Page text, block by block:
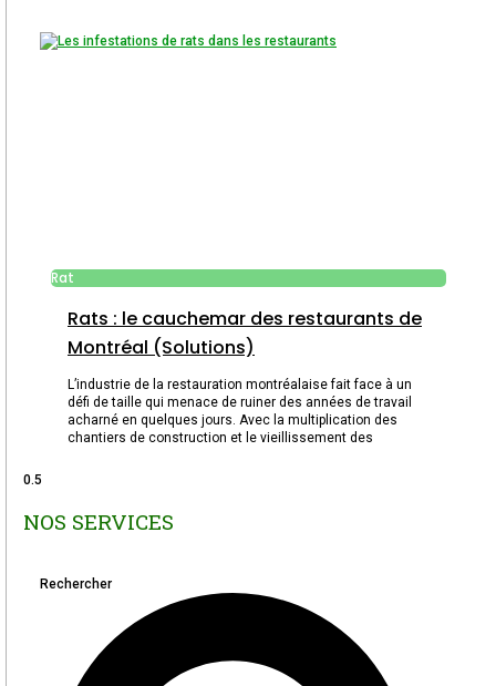
Rat
Rats : le cauchemar des restaurants de
Montréal (Solutions)
L’industrie de la restauration montréalaise fait face à un
défi de taille qui menace de ruiner des années de travail
acharné en quelques jours. Avec la multiplication des
chantiers de construction et le vieillissement des
NOS SERVICES
Rechercher